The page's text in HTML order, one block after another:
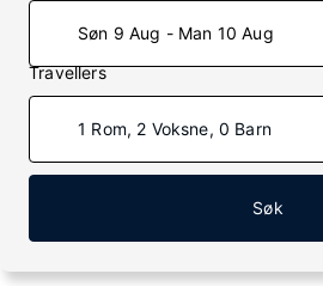
Søn 9 Aug - Man 10 Aug
Travellers
1 Rom, 2 Voksne, 0 Barn
Søk